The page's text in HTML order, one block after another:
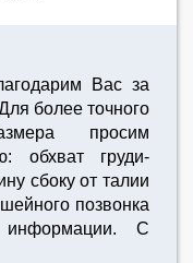
Вас за
более точного
просим
обхват груди-
сбоку от талии
позвонка
С